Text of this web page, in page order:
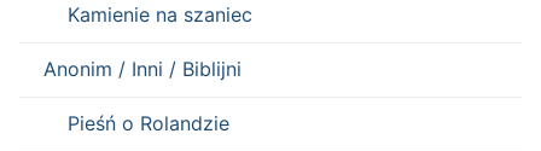
Kamienie na szaniec
Anonim / Inni / Biblijni
Pieśń o Rolandzie